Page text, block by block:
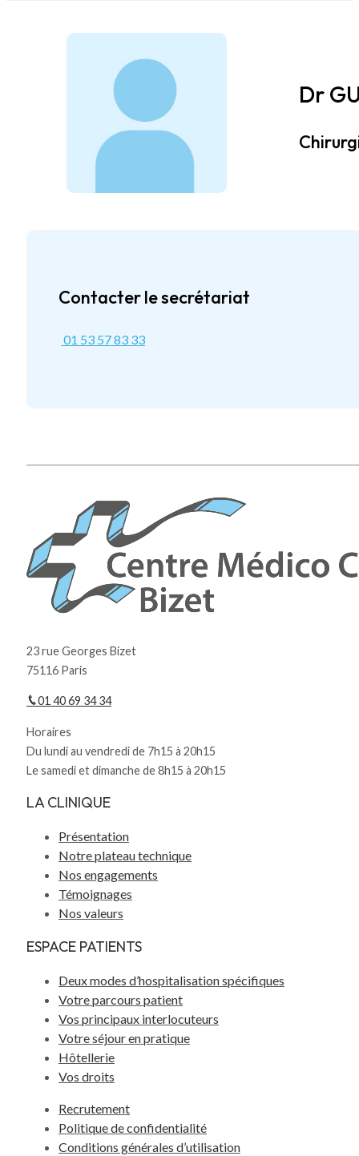
Dr
Contacter le secrétariat
01 53 57 83 33
23 rue Georges Bizet
75116 Paris
01 40 69 34 34
Horaires
Du lundi au vendredi de 7h15 à 20h15
Le samedi et dimanche de 8h15 à 20h15
LA CLINIQUE
Présentation
Notre plateau technique
Nos engagements
Témoignages
Nos valeurs
ESPACE PATIENTS
Deux modes d’hospitalisation spécifiques
Votre parcours patient
Vos principaux interlocuteurs
Votre séjour en pratique
Hôtellerie
Vos droits
Recrutement
Politique de confidentialité
Conditions générales d’utilisation